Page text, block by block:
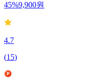
45%9,900원
4.7
(15)